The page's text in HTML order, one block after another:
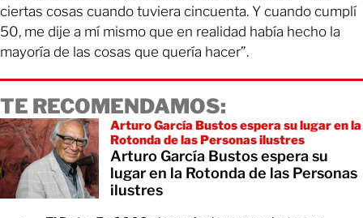
ciertas cosas cuando tuviera cincuenta. Y cuando cumplí
50, me dije a mí mismo que en realidad había hecho la
mayoría de las cosas que quería hacer”.
TE RECOMENDAMOS:
Arturo García Bustos espera su lugar en la
Rotonda de las Personas ilustres
Arturo García Bustos espera su
lugar en la Rotonda de las Personas
ilustres